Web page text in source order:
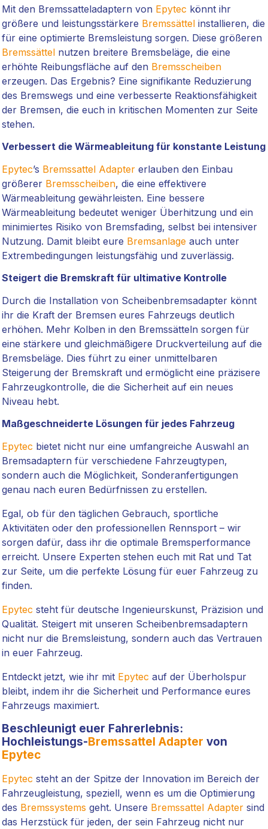
Mit den Bremssatteladaptern von Epytec könnt ihr
größere und leistungsstärkere Bremssättelinstallieren, die
für eine optimierte Bremsleistung sorgen. Diese größeren
Bremssättelnutzen breitere Bremsbeläge, die eine
erhöhte Reibungsfläche auf den Bremsscheiben
erzeugen. Das Ergebnis? Eine signifikante Reduzierung
des Bremswegs und eine verbesserte Reaktionsfähigkeit
der Bremsen, die euch in kritischen Momenten zur Seite
stehen.
Verbessert die Wärmeableitung für konstante Leistung
Epytec’s Bremssattel Adaptererlauben den Einbau
größerer Bremsscheiben, die eine effektivere
Wärmeableitung gewährleisten. Eine bessere
Wärmeableitung bedeutet weniger Überhitzung und ein
minimiertes Risiko von Bremsfading, selbst bei intensiver
Nutzung. Damit bleibt eure Bremsanlageauch unter
Extrembedingungen leistungsfähig und zuverlässig.
Steigert die Bremskraft für ultimative Kontrolle
Durch die Installation von Scheibenbremsadapter könnt
ihr die Kraft der Bremsen eures Fahrzeugs deutlich
erhöhen. Mehr Kolben in den Bremssätteln sorgen für
eine stärkere und gleichmäßigere Druckverteilung auf die
Bremsbeläge. Dies führt zu einer unmittelbaren
Steigerung der Bremskraft und ermöglicht eine präzisere
Fahrzeugkontrolle, die die Sicherheit auf ein neues
Niveau hebt.
Maßgeschneiderte Lösungen für jedes Fahrzeug
Epytec bietet nicht nur eine umfangreiche Auswahl an
Bremsadaptern für verschiedene Fahrzeugtypen,
sondern auch die Möglichkeit, Sonderanfertigungen
genau nach euren Bedürfnissen zu erstellen.
Egal, ob für den täglichen Gebrauch, sportliche
Aktivitäten oder den professionellen Rennsport – wir
sorgen dafür, dass ihr die optimale Bremsperformance
erreicht. Unsere Experten stehen euch mit Rat und Tat
zur Seite, um die perfekte Lösung für euer Fahrzeug zu
finden.
Epytec steht für deutsche Ingenieurskunst, Präzision und
Qualität. Steigert mit unseren Scheibenbremsadaptern
nicht nur die Bremsleistung, sondern auch das Vertrauen
in euer Fahrzeug.
Entdeckt jetzt, wie ihr mit Epytec auf der Überholspur
bleibt, indem ihr die Sicherheit und Performance eures
Fahrzeugs maximiert.
Beschleunigt euer Fahrerlebnis:
Hochleistungs-Bremssattel Adapter von
Epytec
Epytec steht an der Spitze der Innovation im Bereich der
Fahrzeugleistung, speziell, wenn es um die Optimierung
des Bremssystems geht. Unsere Bremssattel Adaptersind
das Herzstück für jeden, der sein Fahrzeug nicht nur